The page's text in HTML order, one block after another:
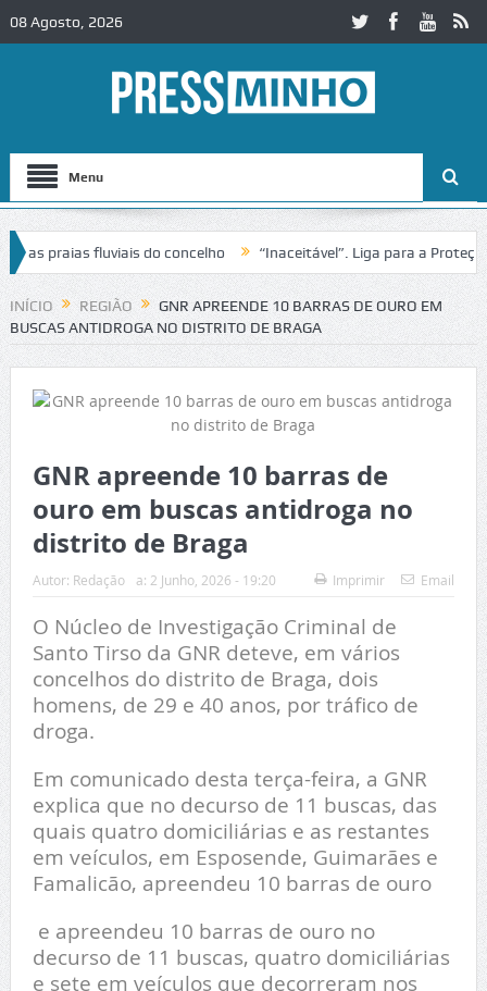
08 Agosto, 2026
Menu
praias fluviais do concelho “Inaceitável”. Liga para a Proteção
INÍCIO REGIÃO
GNR APREENDE 10 BARRAS DE OURO EM
BUSCAS ANTIDROGA NO DISTRITO DE BRAGA
GNR apreende 10 barras de
ouro em buscas antidroga no
distrito de Braga
Autor: Redação a: 2 Junho, 2026 - 19:20 Imprimir Email
O Núcleo de Investigação Criminal de
Santo Tirso da GNR deteve, em vários
concelhos do distrito de Braga, dois
homens, de 29 e 40 anos, por tráfico de
droga.
Em comunicado desta terça-feira, a GNR
explica que no decurso de 11 buscas, das
quais quatro domiciliárias e as restantes
em veículos, em Esposende, Guimarães e
Famalicão, apreendeu 10 barras de ouro
e apreendeu 10 barras de ouro no
decurso de 11 buscas, quatro domiciliárias
e sete em veículos que decorreram nos